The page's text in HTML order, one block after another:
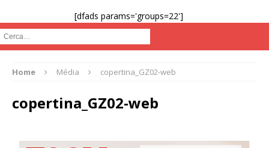
[dfads params='groups=22']
Cerca :
Home Média copertina_GZ02-web
copertina_GZ02-web